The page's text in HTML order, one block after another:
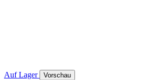
Auf Lager Vorschau